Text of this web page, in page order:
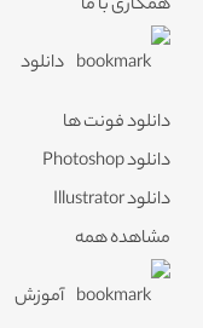
همکاری با ما
دانلود
دانلود فونت ها
دانلود Photoshop
دانلود Illustrator
مشاهده همه
آموزش